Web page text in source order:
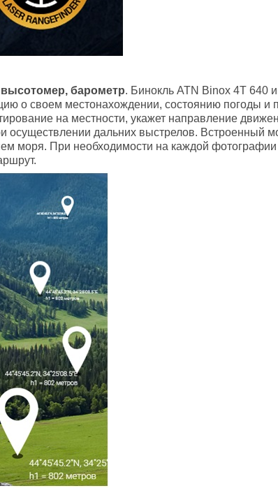
барометр. Бинокль ATN Binox 4T 640
о своем местонахождении, состоянию погоды и
на местности, укажет направление
осуществлении дальних выстрелов. Встроенный
моря. При необходимости на каждой